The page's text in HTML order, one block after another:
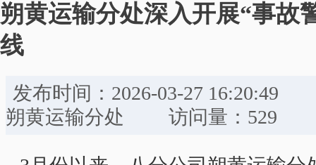
朔黄运输分处深入开展“事故
线
发布时间：2026-03-27
朔黄运输分处 访问量：529